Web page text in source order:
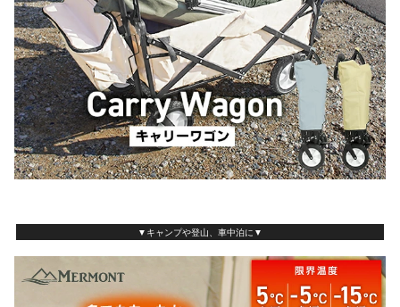
▼キャンプや登山、車中泊に▼